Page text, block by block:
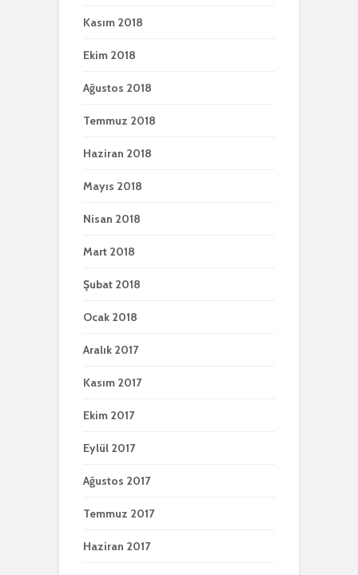
Kasım 2018
Ekim 2018
Ağustos 2018
Temmuz 2018
Haziran 2018
Mayıs 2018
Nisan 2018
Mart 2018
Şubat 2018
Ocak 2018
Aralık 2017
Kasım 2017
Ekim 2017
Eylül 2017
Ağustos 2017
Temmuz 2017
Haziran 2017